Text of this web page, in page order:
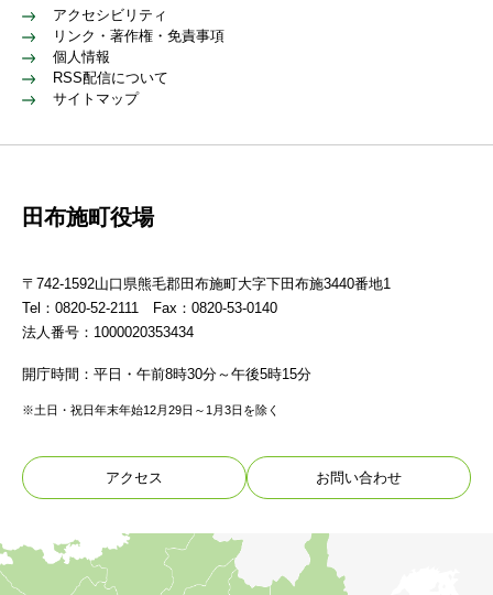
アクセシビリティ
リンク・著作権・免責事項
個人情報
RSS配信について
サイトマップ
田布施町役場
〒742-1592山口県熊毛郡田布施町大字下田布施3440番地1
Tel：0820-52-2111 Fax：0820-53-0140
法人番号：1000020353434
開庁時間：平日・午前8時30分～午後5時15分
※土日・祝日年末年始12月29日～1月3日を除く
アクセス お問い合わせ